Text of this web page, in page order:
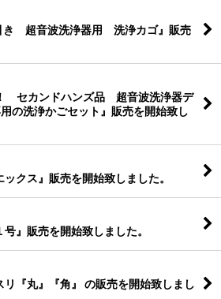
き 超音波洗浄器用 洗浄カゴ』販売
セカンドハンズ品 超音波洗浄器デ
の洗浄かごセット』販売を開始致し
クス』販売を開始致しました。
号』販売を開始致しました。
『丸』『角』 の販売を開始致しまし